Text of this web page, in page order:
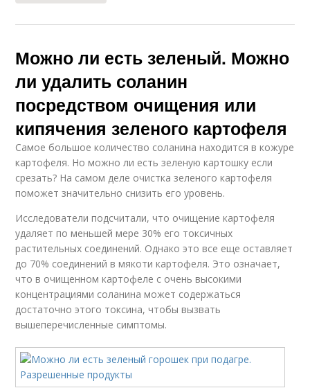
Можно ли есть зеленый. Можно
ли удалить соланин
посредством очищения или
кипячения зеленого картофеля
Самое большое количество соланина находится в кожуре
картофеля. Но можно ли есть зеленую картошку если
срезать? На самом деле очистка зеленого картофеля
поможет значительно снизить его уровень.
Исследователи подсчитали, что очищение картофеля
удаляет по меньшей мере 30% его токсичных
растительных соединений. Однако это все еще оставляет
до 70% соединений в мякоти картофеля. Это означает,
что в очищенном картофеле с очень высокими
концентрациями соланина может содержаться
достаточно этого токсина, чтобы вызвать
вышеперечисленные симптомы.